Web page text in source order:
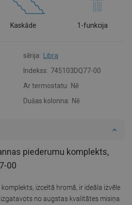
Kaskāde 1-funkcija
sērija:
Libra
Indekss: 745103DQ77-00
Ar termostatu: Nē
Dušas kolonna: Nē
piederumu komplekts,
00
izceltā hromā, ir ideāla izvēle
no augstas kvalitātes misiņa